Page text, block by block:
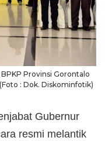
Provinsi Gorontalo
: Dok. Diskominfotik)
Gubernur
resmi melantik